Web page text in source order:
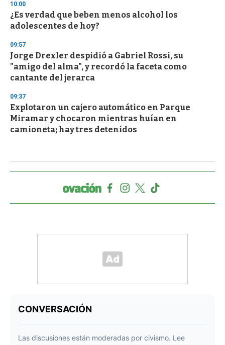
10:00
¿Es verdad que beben menos alcohol los
adolescentes de hoy?
09:57
Jorge Drexler despidió a Gabriel Rossi, su
"amigo del alma", y recordó la faceta como
cantante del jerarca
09:37
Explotaron un cajero automático en Parque
Miramar y chocaron mientras huían en
camioneta; hay tres detenidos